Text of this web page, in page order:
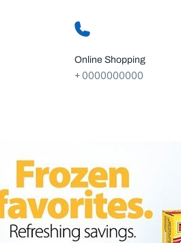
Online Shopping
+ 0000000000